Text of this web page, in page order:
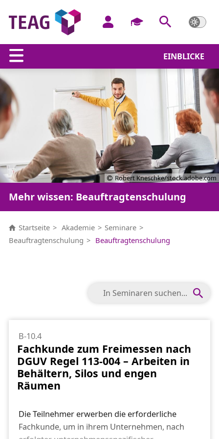
EINBLICKE
Robert Kneschke/stock.adobe.com
Mehr wissen: Beauftragtenschulung
Startseite Akademie
Seminare
Beauftragtenschulung
Beauftragtenschulung
B-10.4
Fachkunde zum Freimessen nach
DGUV Regel 113-004 – Arbeiten in
Behältern, Silos und engen
Räumen
Die Teilnehmer erwerben die erforderliche
Fachkunde, um in ihrem Unternehmen, nach